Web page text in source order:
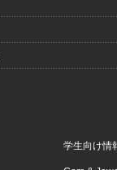
学生向け情